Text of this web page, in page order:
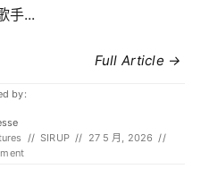
手...
Full Article →
by:
// SIRUP // 27 5 月, 2026 //